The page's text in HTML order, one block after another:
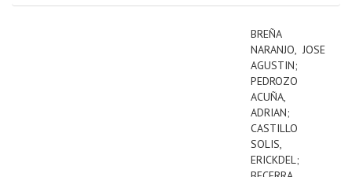
BREÑA
NARANJO, JOSE
AGUSTIN;
PEDROZO
ACUÑA,
ADRIAN;
CASTILLO
SOLIS,
ERICKDEL;